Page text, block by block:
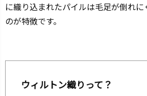
に織り込まれたパイルは毛足が倒れ
のが特徴です。
ウィルトン織りって？